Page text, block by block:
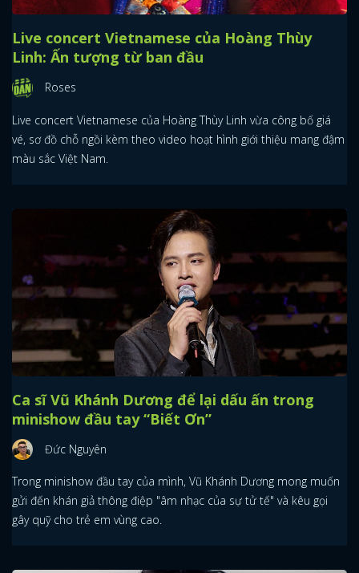
Live concert Vietnamese của Hoàng Thùy
Linh: Ấn tượng từ ban đầu
Roses
Live concert Vietnamese của Hoàng Thùy Linh vừa công bố giá
vé, sơ đồ chỗ ngồi kèm theo video hoạt hình giới thiệu mang đậm
màu sắc Việt Nam.
Ca sĩ Vũ Khánh Dương để lại dấu ấn trong
minishow đầu tay “Biết Ơn”
Đức Nguyên
Trong minishow đầu tay của mình, Vũ Khánh Dương mong muốn
gửi đến khán giả thông điệp "âm nhạc của sự tử tế" và kêu gọi
gây quỹ cho trẻ em vùng cao.